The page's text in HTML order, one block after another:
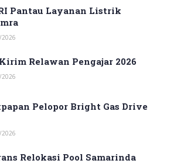
Pantau Layanan Listrik
Relawan Pengajar 2026
Pelopor Bright Gas Drive
Relokasi Pool Samarinda